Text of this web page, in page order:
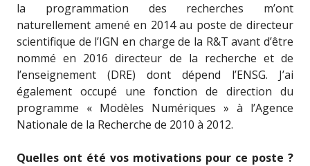
la programmation des recherches m’ont
naturellement amené en 2014 au poste de directeur
scientifique de l’IGN en charge de la R&T avant d’être
nommé en 2016 directeur de la recherche et de
l’enseignement (DRE) dont dépend l’ENSG. J’ai
également occupé une fonction de direction du
programme « Modèles Numériques » à l’Agence
Nationale de la Recherche de 2010 à 2012.
Quelles ont été vos motivations pour ce poste ?